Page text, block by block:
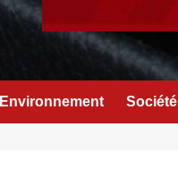
Environnement Société